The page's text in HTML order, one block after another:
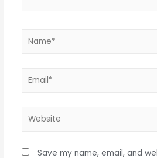
Name*
Email*
Website
Save my name, email, and